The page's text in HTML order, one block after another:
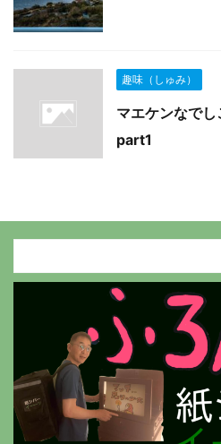
趣味（しゅみ）
マエケンなで
part1